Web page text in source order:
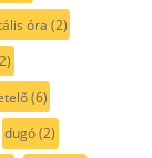
óra (2)
(6)
dugó(2)